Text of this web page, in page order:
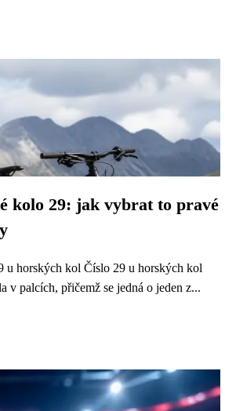
kolo 29: jak vybrat to pravé
u horských kol Číslo 29 u horských kol
v palcích, přičemž se jedná o jeden z...